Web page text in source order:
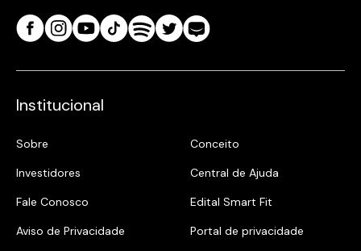
Institucional
Sobre
Conceito
Investidores
Central de Ajuda
Fale Conosco
Edital Smart Fit
Aviso de Privacidade
Portal de privacidade